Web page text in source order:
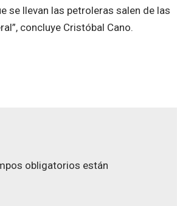
se llevan las petroleras salen de las
concluye Cristóbal Cano.
obligatorios están